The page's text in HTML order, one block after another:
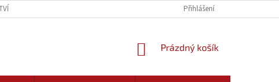
PLATBA A DOPRAVA |
Přihlášení
NÁKUPNÍ
Prázdný košík